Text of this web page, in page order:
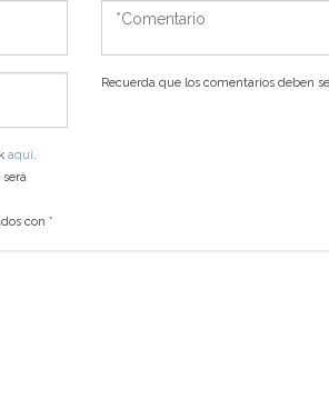
aquí.
con *
*Comentario
Recuerda que los comentarios deben